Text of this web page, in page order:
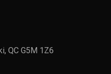
QC G5M 1Z6